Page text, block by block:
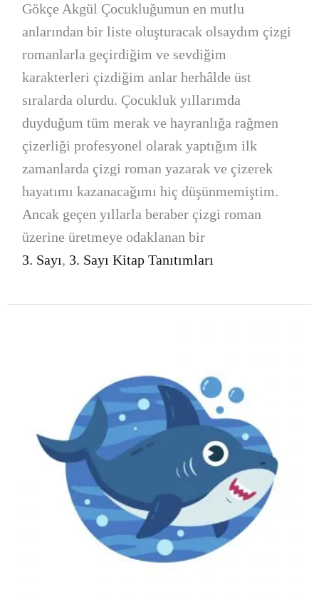
Gökçe Akgül Çocukluğumun en mutlu
anlarından bir liste oluşturacak olsaydım çizgi
romanlarla geçirdiğim ve sevdiğim
karakterleri çizdiğim anlar herhâlde üst
sıralarda olurdu. Çocukluk yıllarımda
duyduğum tüm merak ve hayranlığa rağmen
çizerliği profesyonel olarak yaptığım ilk
zamanlarda çizgi roman yazarak ve çizerek
hayatımı kazanacağımı hiç düşünmemiştim.
Ancak geçen yıllarla beraber çizgi roman
üzerine üretmeye odaklanan bir
3. Sayı, 3. Sayı Kitap Tanıtımları